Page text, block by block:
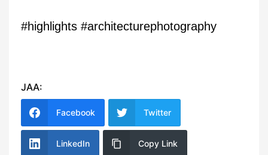
#highlights #architecturephotography
JAA:
Facebook Twitter
LinkedIn Copy Link